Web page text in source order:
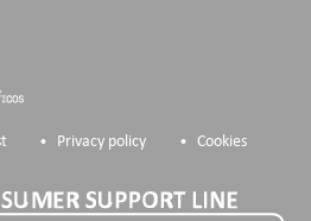
Privacy policy Cookies